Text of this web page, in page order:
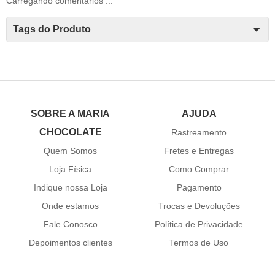
Tags do Produto
SOBRE A MARIA
CHOCOLATE
Quem Somos
Loja Física
Indique nossa Loja
Onde estamos
Fale Conosco
Depoimentos clientes
AJUDA
Rastreamento
Fretes e Entregas
Como Comprar
Pagamento
Trocas e Devoluções
Política de Privacidade
Termos de Uso